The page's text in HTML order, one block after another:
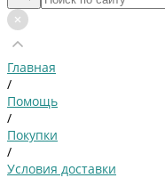
Главная
/
Помощь
/
Покупки
/
Условия доставки